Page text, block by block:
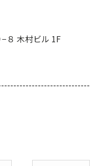
８ 木村ビル 1F